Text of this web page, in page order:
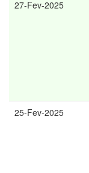
27-Fev-2025
25-Fev-2025